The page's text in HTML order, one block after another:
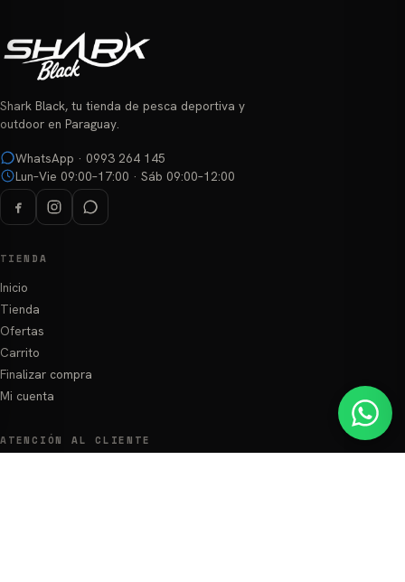
Shark Black, tu tienda de pesca deportiva y
outdoor en Paraguay.
WhatsApp · 0993 264 145
Lun–Vie 09:00–17:00 · Sáb 09:00–12:00
TIENDA
Inicio
Tienda
Ofertas
Carrito
Finalizar compra
Mi cuenta
ATENCIÓN AL CLIENTE